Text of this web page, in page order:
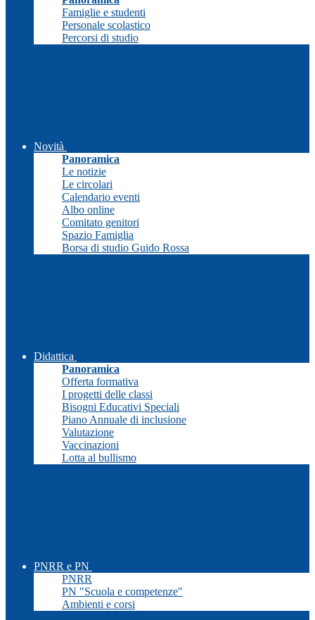
Famiglie e studenti
Personale scolastico
Percorsi di studio
Novità
Panoramica
Le notizie
Le circolari
Calendario eventi
Albo online
Comitato genitori
Spazio Famiglia
Borsa di studio Guido Rossa
Didattica
Panoramica
Offerta formativa
I progetti delle classi
Bisogni Educativi Speciali
Piano Annuale di inclusione
Valutazione
Vaccinazioni
Lotta al bullismo
PNRR e PN
PNRR
PN "Scuola e competenze"
Ambienti e corsi